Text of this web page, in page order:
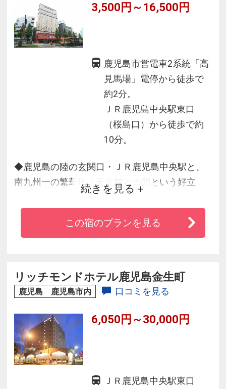
3,500円～16,500円
鹿児島市営電車2系統「高
見馬場」電停から徒歩で
約2分。
ＪＲ鹿児島中央駅東口
（桜島口）から徒歩で約
10分。
◆鹿児島の陸の玄関口・ＪＲ鹿児島中央駅と、
南九州一の繁華街・天文館との間という好立
◆目の前にはレトロ感漂う路面電車が通り鹿児
島の風土をたっぷりと味わうことができます。
◆人工温泉“準天然”光明石温泉も存分にお楽しみ
くださいませ。
続きを見る
この宿のプランを見る
リッチモンドホテル鹿児島金生町
鹿児島 鹿児島市内 口コミを見る
6,050円～30,000円
ＪＲ鹿児島中央駅東口